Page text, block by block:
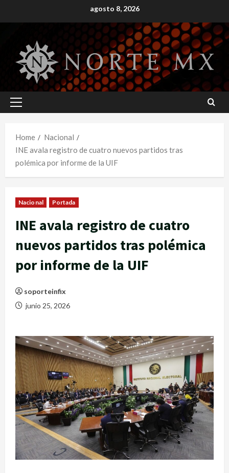
to
agosto 8, 2026
Primary
Home
Nacional
INE avala registro de cuatro nuevos partidos tras
polémica por informe de la UIF
Nacional Portada
INE avala registro de cuatro
nuevos partidos tras polémica
por informe de la UIF
soporteinfix
junio 25, 2026